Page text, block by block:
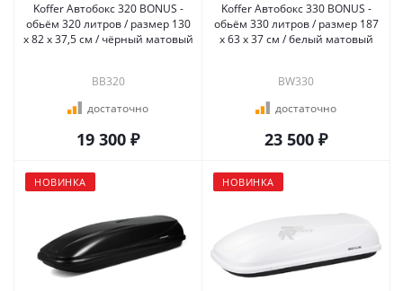
Koffer Автобокс 320 BONUS -
обьём 320 литров / размер 130
x 82 x 37,5 см / чёрный матовый
BB320
достаточно
19 300 ₽
Koffer Автобокс 330 BONUS -
обьём 330 литров / размер 187
х 63 х 37 см / белый матовый
BW330
достаточно
23 500 ₽
НОВИНКА НОВИНКА